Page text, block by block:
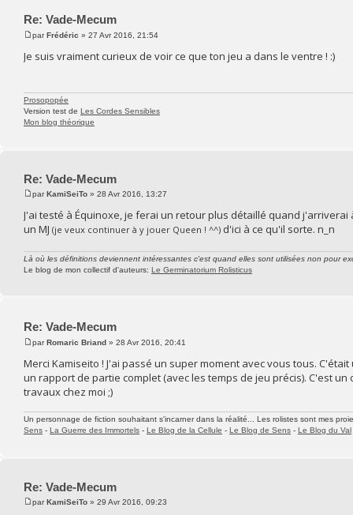
Re: Vade-Mecum
parFrédéric » 27 Avr 2016, 21:54
Je suis vraiment curieux de voir ce que ton jeu a dans le ventre ! :)
Prosopopée
Version test de Les Cordes Sensibles
Mon blog théorique
Re: Vade-Mecum
parKamiSeiTo » 28 Avr 2016, 13:27
J'ai testé à Équinoxe, je ferai un retour plus détaillé quand
un MJ (je veux continuer à y jouer Queen ! ^^) d'ici à ce qu'il sorte. n_n
Là où les définitions deviennent intéressantes c'est quand elles sont utilisées non pour
Le blog de mon collectif d'auteurs: Le Germinatorium Rolisticus
Re: Vade-Mecum
parRomaric Briand » 28 Avr 2016, 20:41
Merci Kamiseito ! J'ai passé un super moment avec vous tous.
un rapport de partie complet (avec les temps de jeu précis). C'est
travaux chez moi ;)
Un personnage de fiction souhaitant s'incarner dans la réalité... Les rolistes sont mes
Sens - La Guerre des Immortels - Le Blog de la Cellule - Le Blog de Sens - Le Blog du Val
Re: Vade-Mecum
parKamiSeiTo » 29 Avr 2016, 09:23